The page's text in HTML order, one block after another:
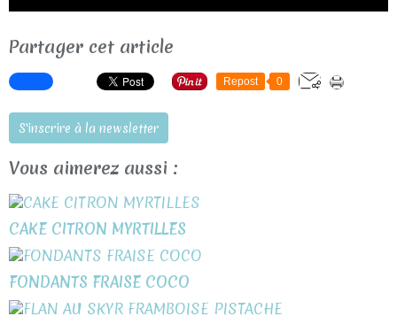
Partager cet article
Repost 0
S'inscrire à la newsletter
Vous aimerez aussi :
CAKE CITRON MYRTILLES
FONDANTS FRAISE COCO